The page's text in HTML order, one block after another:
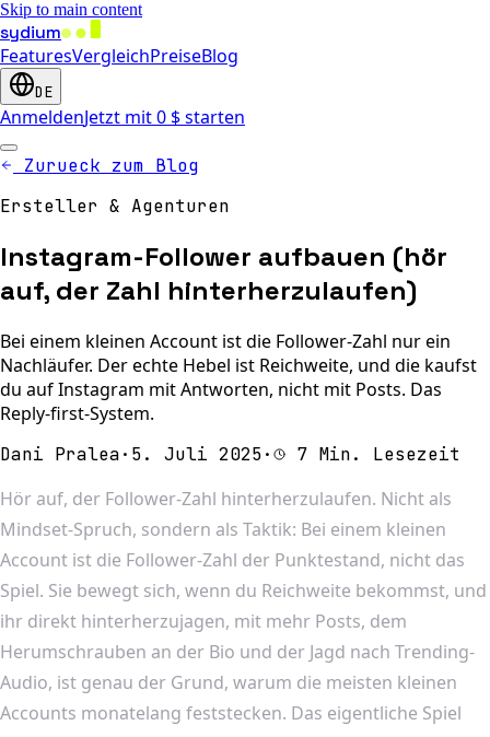
Skip to main content
sydium
FeaturesVergleichPreiseBlog
DE
AnmeldenJetzt mit 0 $ starten
Zurueck zum Blog
Ersteller & Agenturen
Instagram-Follower aufbauen (hör
auf, der Zahl hinterherzulaufen)
Bei einem kleinen Account ist die Follower-Zahl nur ein
Nachläufer. Der echte Hebel ist Reichweite, und die kaufst
du auf Instagram mit Antworten, nicht mit Posts. Das
Reply-first-System.
Dani Pralea· 5. Juli 2025· 7 Min. Lesezeit
Hör auf, der Follower-Zahl hinterherzulaufen. Nicht als
Mindset-Spruch, sondern als Taktik: Bei einem kleinen
Account ist die Follower-Zahl der Punktestand, nicht das
Spiel. Sie bewegt sich, wenn du Reichweite bekommst, und
ihr direkt hinterherzujagen, mit mehr Posts, dem
Herumschrauben an der Bio und der Jagd nach Trending-
Audio, ist genau der Grund, warum die meisten kleinen
Accounts monatelang feststecken. Das eigentliche Spiel